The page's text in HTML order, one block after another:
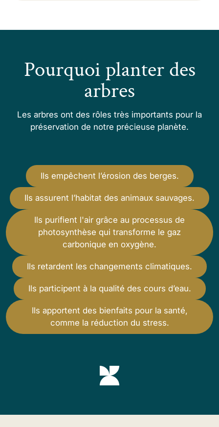
Pourquoi planter des
arbres
Les arbres ont des rôles très importants pour la
préservation de notre précieuse planète.
Ils empêchent l’érosion des berges.
Ils assurent l’habitat des animaux sauvages.
Ils purifient l'air grâce au processus de
photosynthèse qui transforme le gaz
carbonique en oxygène.
Ils retardent les changements climatiques.
Ils participent à la qualité des cours d’eau.
Ils apportent des bienfaits pour la santé,
comme la réduction du stress.